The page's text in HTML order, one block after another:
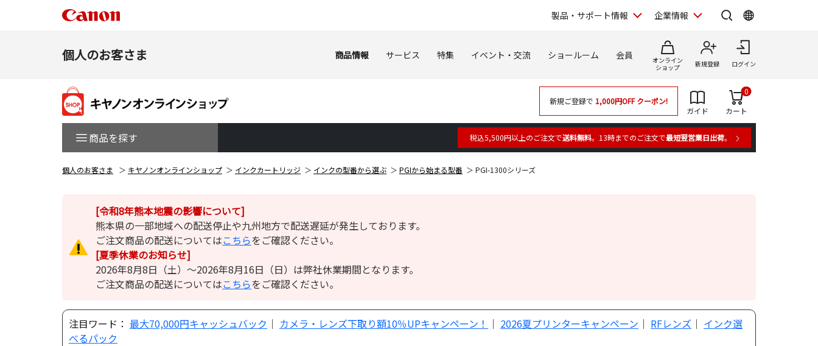
製品・サポート情報 企業情報
個人のお客さま 商品情報 サービス 特集 イベント・交流 ショールーム 会員
オンライン
ショップ
新規登録 ログイン
商品を探す
新規ご登録で 1,000円OFFクーポン!
ガイド
カート
0
税込5,500円以上のご注文で送料無料。13時までのご注文で最短翌営業日出荷。
個人のお客さま キヤノンオンラインショップ インクカートリッジ インクの型番から選ぶ PGIから始まる型番 PGI-1300シリーズ
[令和8年熊本地震の影響について]
熊本県の一部地域への配送停止や九州地方で配送遅延が発生しております。
ご注文商品の配送についてはこちらをご確認ください。
[夏季休業のお知らせ]
2026年8月8日（土）～2026年8月16日（日）は弊社休業期間となります。
ご注文商品の配送についてはこちらをご確認ください。
注目ワード： 最大70,000円キャッシュバック ｜ カメラ・レンズ下取り額10％UPキャンペーン！ ｜ 2026夏プリンターキャンペーン ｜ RFレンズ ｜ インク選
べるパック